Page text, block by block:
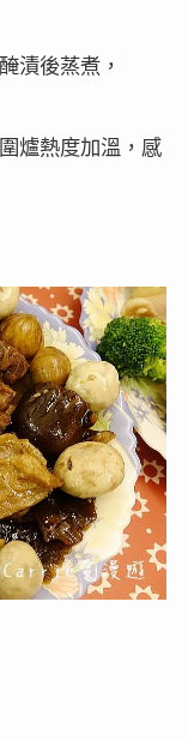
漬後蒸煮，
爐熱度加溫，感